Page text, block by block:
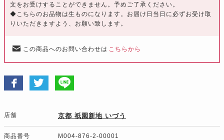
文をお受けすることができません。予めご了承ください。
◆こちらのお品物は生ものになります。お届け日当日に必ずお受け取
りいただきますよう、お願い致します。
この商品へのお問い合わせは こちらから
店舗 京都 祇園新地 いづう
商品番号 M004-876-2-00001